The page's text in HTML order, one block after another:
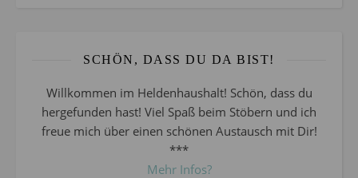
SCHÖN, DASS DU DA BIST!
Willkommen im Heldenhaushalt! Schön, dass du
hergefunden hast! Viel Spaß beim Stöbern und ich
freue mich über einen schönen Austausch mit Dir!
***
Mehr Infos?